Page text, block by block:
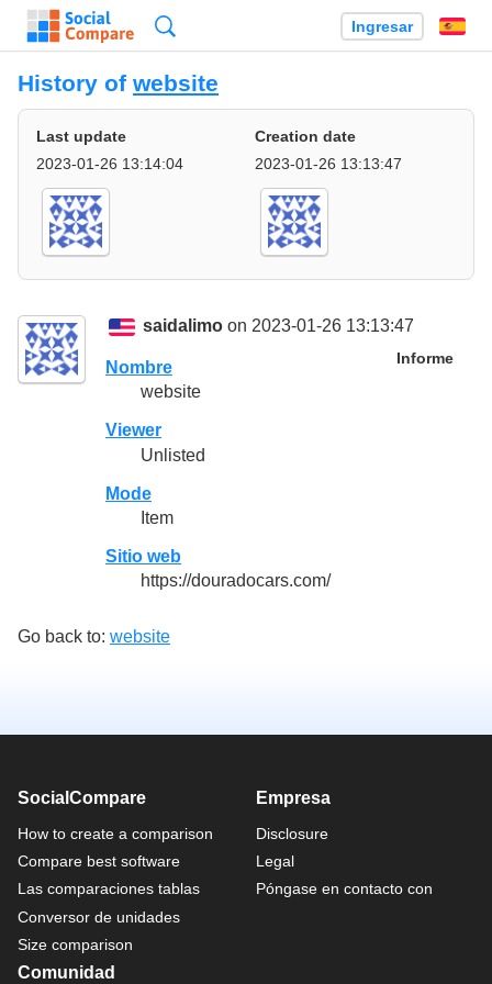
Ingresar
History of website
Last update
2023-01-26 13:14:04
Creation date
2023-01-26 13:13:47
saidalimo on 2023-01-26 13:13:47
Informe
Nombre
website
Viewer
Unlisted
Mode
Item
Sitio web
https://douradocars.com/
Go back to: website
SocialCompare
How to create a comparison
Compare best software
Las comparaciones tablas
Conversor de unidades
Size comparison
Empresa
Disclosure
Legal
Póngase en contacto con
Comunidad